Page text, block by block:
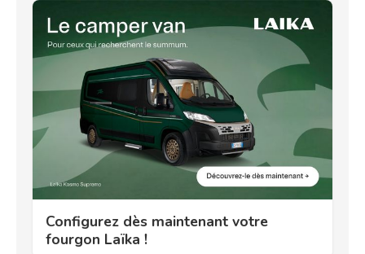
Configurez dès maintenant votre
fourgon Laïka !